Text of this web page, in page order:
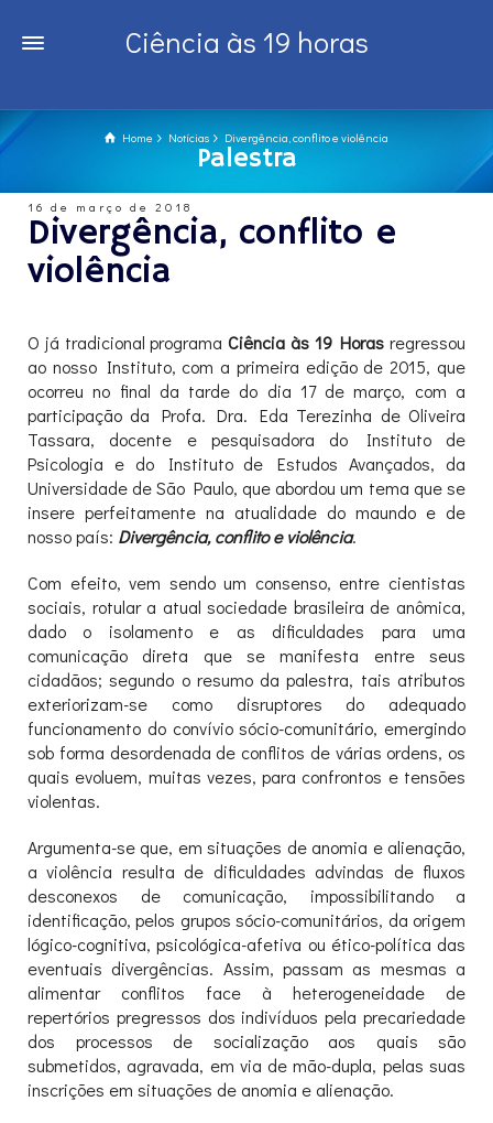
Ciência às 19 horas
Home Notícias Divergência, conflito e violência
Palestra
16 de março de 2018
Divergência, conflito e
violência
O já tradicional programa Ciência às 19 Horas regressou
ao nosso Instituto, com a primeira edição de 2015, que
ocorreu no final da tarde do dia 17 de março, com a
participação da Profa. Dra. Eda Terezinha de Oliveira
Tassara, docente e pesquisadora do Instituto de
Psicologia e do Instituto de Estudos Avançados, da
Universidade de São Paulo, que abordou um tema que se
insere perfeitamente na atualidade do maundo e de
nosso país: Divergência, conflito e violência.
Com efeito, vem sendo um consenso, entre cientistas
sociais, rotular a atual sociedade brasileira de anômica,
dado o isolamento e as dificuldades para uma
comunicação direta que se manifesta entre seus
cidadãos; segundo o resumo da palestra, tais atributos
exteriorizam-se como disruptores do adequado
funcionamento do convívio sócio-comunitário, emergindo
sob forma desordenada de conflitos de várias ordens, os
quais evoluem, muitas vezes, para confrontos e tensões
violentas.
Argumenta-se que, em situações de anomia e alienação,
a violência resulta de dificuldades advindas de fluxos
desconexos de comunicação, impossibilitando a
identificação, pelos grupos sócio-comunitários, da origem
lógico-cognitiva, psicológica-afetiva ou ético-política das
eventuais divergências. Assim, passam as mesmas a
alimentar conflitos face à heterogeneidade de
repertórios pregressos dos indivíduos pela precariedade
dos processos de socialização aos quais são
submetidos, agravada, em via de mão-dupla, pelas suas
inscrições em situações de anomia e alienação.